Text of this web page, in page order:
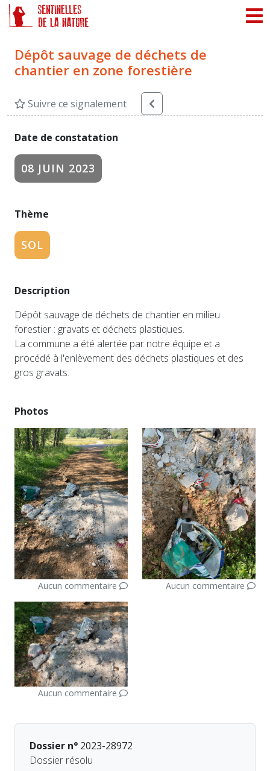
Dépôt sauvage de déchets de
chantier en zone forestière
Suivre ce signalement
Date de constatation
08 JUIN 2023
Thème
SOL
Description
Dépôt sauvage de déchets de chantier en milieu
forestier : gravats et déchets plastiques.
La commune a été alertée par notre équipe et a
procédé à l'enlèvement des déchets plastiques et des
gros gravats.
Photos
Aucun commentaire Aucun commentaire
Aucun commentaire
Dossier n° 2023-28972
Dossier résolu
Panneau de gestion des cookies